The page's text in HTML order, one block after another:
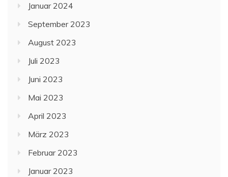
Januar 2024
September 2023
August 2023
Juli 2023
Juni 2023
Mai 2023
April 2023
März 2023
Februar 2023
Januar 2023